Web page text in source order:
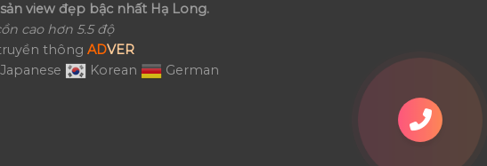
view đẹp bậc nhất Hạ Long.
cao hơn 5.5 độ
thông ADVER
Japanese Korean German